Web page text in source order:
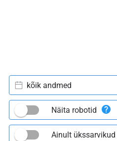
kõik andmed
Näita robotid
Ainult ükssarvikud